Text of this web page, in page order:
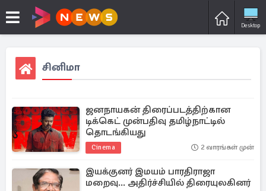
Desktop
சினிமா
ஜனநாயகன் திரைப்படத்திற்கான
டிக்கெட் முன்பதிவு தமிழ்நாட்டில்
தொடங்கியது
Cinema 2 வாரங்கள் முன்
இயக்குனர் இமயம் பாரதிராஜா
மறைவு... அதிர்ச்சியில் திரையுலகினர்